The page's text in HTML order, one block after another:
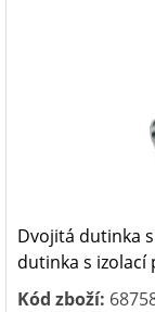
Dvojitá dutinka
dutinka s izolací
Kód zboží: